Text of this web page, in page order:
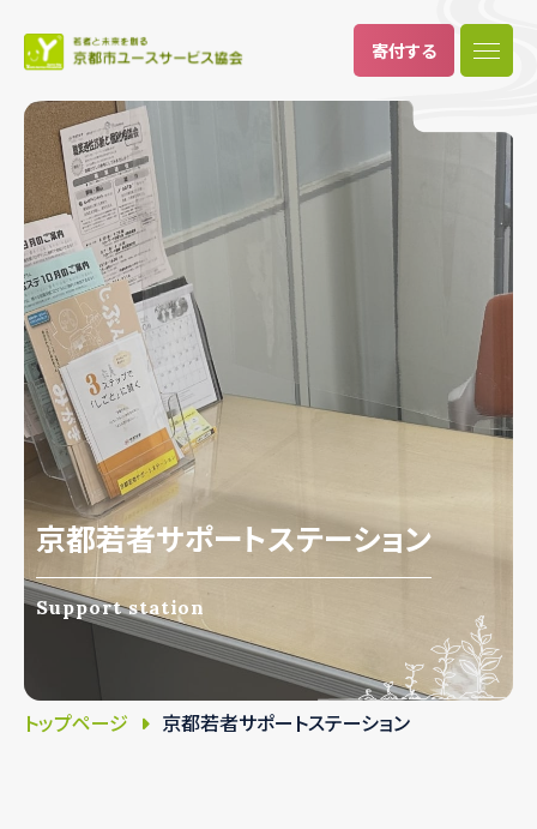
寄付する
京都若者サポートステーション
Support station
トップページ 京都若者サポートステーション